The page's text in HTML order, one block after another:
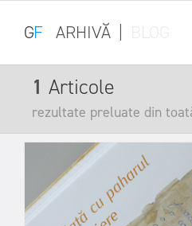
GF ARHIVĂ
1 Articole
rezultate preluate din